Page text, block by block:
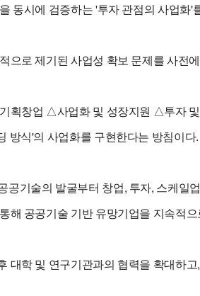
동시에 검증하는 '투자 관점의 사업화'
으로 제기된 사업성 확보 문제를 사전
창업 △사업화 및 성장지원 △투자 및
방식'의 사업화를 구현한다는 방침이다.
공기술의 발굴부터 창업, 투자, 스케
해 공공기술 기반 유망기업을 지속적
대학 및 연구기관과의 협력을 확대하